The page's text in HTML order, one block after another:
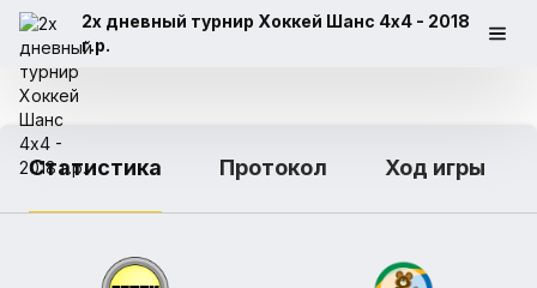
2х дневный турнир Хоккей Шанс 4х4 - 2018
г.р.
Статистика Протокол Ход игры